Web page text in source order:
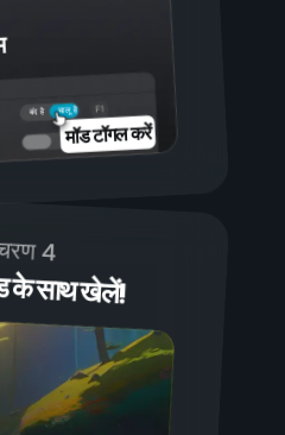
चालू है
बंद है
मॉड टॉगल करें
4
के साथ खेलें!